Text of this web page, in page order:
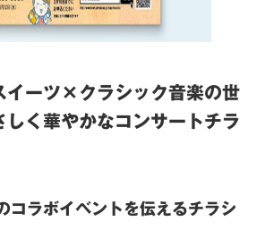
イーツ×クラシック音楽の世
しく華やかなコンサートチラ
コラボイベントを伝えるチラシ